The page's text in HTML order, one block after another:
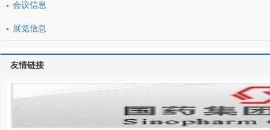
会议信息
展览信息
友情链接